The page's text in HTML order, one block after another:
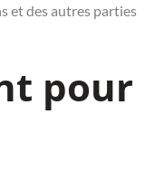
et des autres parties
pour